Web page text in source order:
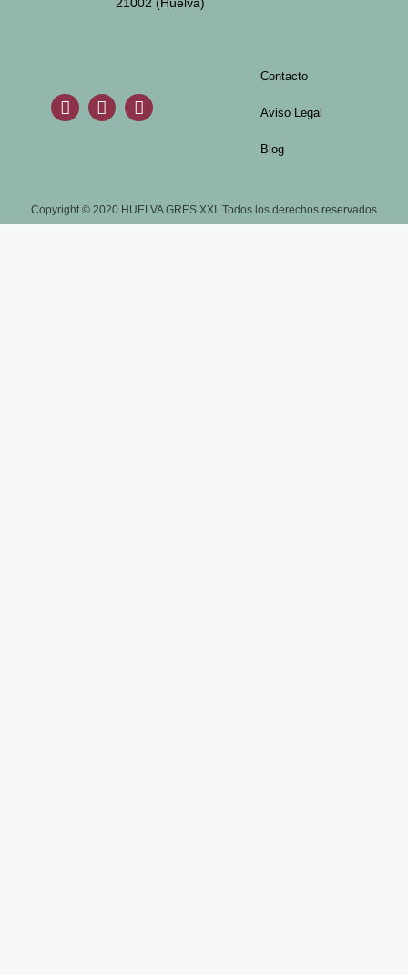
Contacto
Aviso Legal
Blog
Copyright © 2020 HUELVA GRES XXI. Todos los derechos reservados